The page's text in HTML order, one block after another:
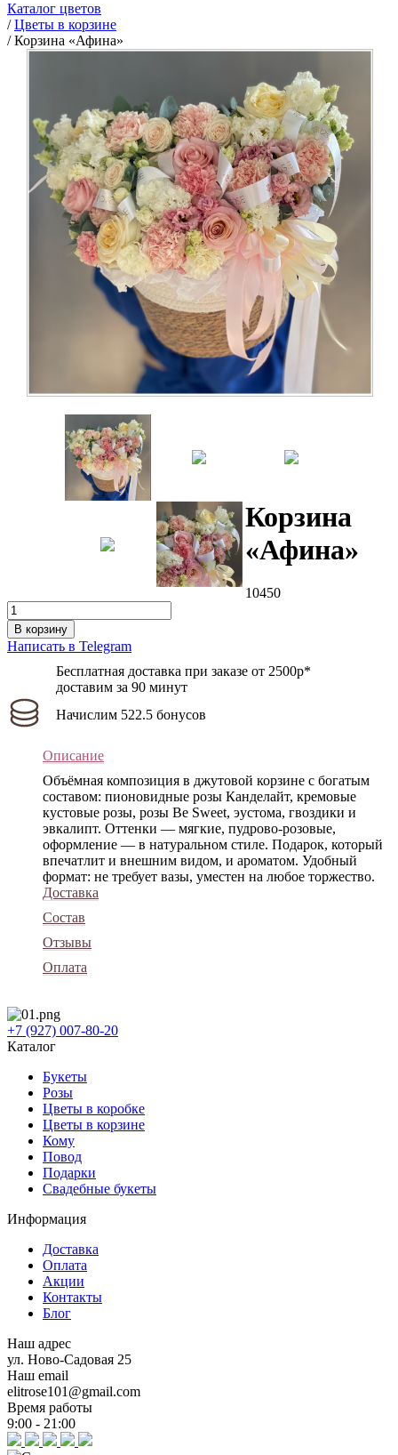
Каталог цветов
/Цветы в корзине
/Корзина «Афина»
Корзина
«Афина»
10450
В корзину
Написать в Telegram
Бесплатная доставка при заказе от 2500р*
доставим за 90 минут
Начислим 522.5 бонусов
Описание
Объёмная композиция в джутовой корзине с богатым
составом: пионовидные розы Канделайт, кремовые
кустовые розы, розы Be Sweet, эустома, гвоздики и
эвкалипт. Оттенки — мягкие, пудрово-розовые,
оформление — в натуральном стиле. Подарок, который
впечатлит и внешним видом, и ароматом. Удобный
формат: не требует вазы, уместен на любое торжество.
Доставка
Состав
Отзывы
Оплата
+7 (927) 007-80-20
Каталог
Букеты
Розы
Цветы в коробке
Цветы в корзине
Кому
Повод
Подарки
Свадебные букеты
Информация
Доставка
Оплата
Акции
Контакты
Блог
Наш адрес
ул. Ново-Садовая 25
Наш email
elitrose101@gmail.com
Время работы
9:00 - 21:00